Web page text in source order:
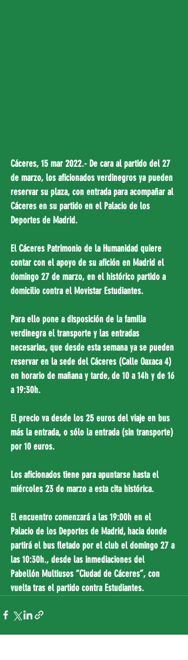
Cáceres, 15 mar 2022.- De cara al partido del 27
de marzo, los aficionados verdinegros ya pueden
reservar su plaza, con entrada para acompañar al
Cáceres en su partido en el Palacio de los
Deportes de Madrid.
El Cáceres Patrimonio de la Humanidad quiere
contar con el apoyo de su afición en Madrid el
domingo 27 de marzo, en el histórico partido a
domicilio contra el Movistar Estudiantes.
Para ello pone a disposición de la familia
verdinegra el transporte y las entradas
necesarias, que desde esta semana ya se pueden
reservar en la sede del Cáceres (Calle Oaxaca 4)
en horario de mañana y tarde, de 10 a 14h y de 16
a 19:30h.
El precio va desde los 25 euros del viaje en bus
más la entrada, o sólo la entrada (sin transporte)
por 10 euros.
Los aficionados tiene para apuntarse hasta el
miércoles 23 de marzo a esta cita histórica.
El encuentro comenzará a las 19:00h en el
Palacio de los Deportes de Madrid, hacia donde
partirá el bus fletado por el club el domingo 27 a
las 10:30h., desde las inmediaciones del
Pabellón Multiusos “Ciudad de Cáceres”, con
vuelta tras el partido contra Estudiantes.